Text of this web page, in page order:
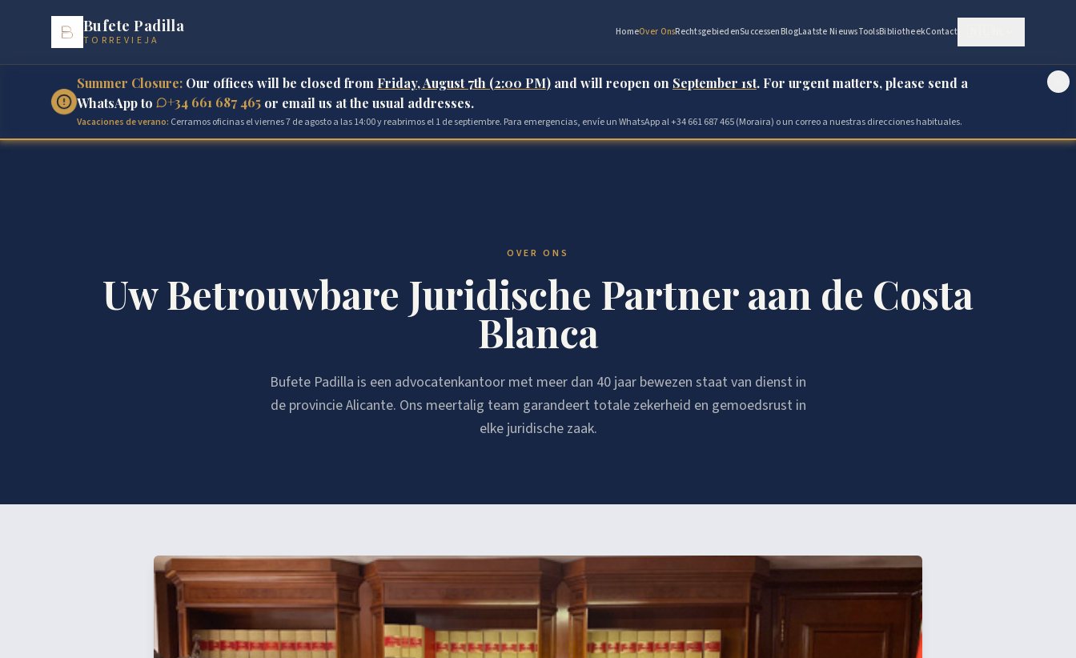
Bufete Padilla
TORREVIEJA
HomeOver OnsRechtsgebiedenSuccessenBlogLaatste NieuwsToolsBibliotheekContact
Summer Closure: Our offices will be closed from Friday, August 7th (2:00 PM) and will reopen on September 1st. For urgent matters, please send a
WhatsApp to
+34 661 687 465 or email us at the usual addresses.
Vacaciones de verano: Cerramos oficinas el viernes 7 de agosto a las 14:00 y reabrimos el 1 de septiembre. Para emergencias, envíe un WhatsApp al +34 661 687 465 (Moraira) o un correo a nuestras direcciones habituales.
OVER ONS
Uw Betrouwbare Juridische Partner aan de Costa
Blanca
Bufete Padilla is een advocatenkantoor met meer dan 40 jaar bewezen staat van dienst in
de provincie Alicante. Ons meertalig team garandeert totale zekerheid en gemoedsrust in
elke juridische zaak.